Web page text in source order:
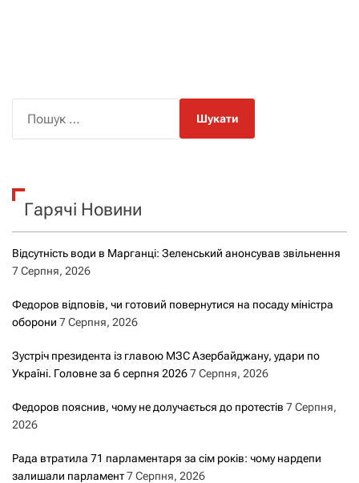
к
Гарячі Новини
Відсутність води в Марганці: Зеленський анонсував звільнення
7 Серпня, 2026
Федоров відповів, чи готовий повернутися на посаду міністра
оборони 7 Серпня, 2026
Зустріч президента із главою МЗС Азербайджану, удари по
Україні. Головне за 6 серпня 20267 Серпня, 2026
Федоров пояснив, чому не долучається до протестів 7 Серпня,
2026
Рада втратила 71 парламентаря за сім років: чому нардепи
залишали парламент7 Серпня, 2026